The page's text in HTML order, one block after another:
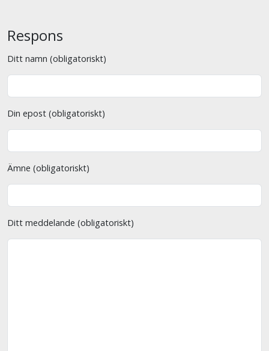
Respons
Ditt namn (obligatoriskt)
Din epost (obligatoriskt)
Ämne (obligatoriskt)
Ditt meddelande (obligatoriskt)